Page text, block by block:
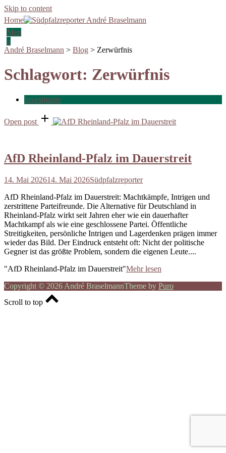
Skip to content
Home
Men
u
André Braselmann > Blog > Zerwürfnis
Schlagwort: Zerwürfnis
Investigativ
Open post
AfD Rheinland-Pfalz im Dauerstreit
14. Mai 202614. Mai 2026Südpfalzreporter
AfD Rheinland-Pfalz im Dauerstreit: Machtkämpfe, Intrigen und
zerstrittene Parteifreunde. Die Alternative für Deutschland in
Rheinland-Pfalz wirkt seit Jahren eher wie ein dauerhafter
Machtkampf als wie eine geschlossene Partei. Öffentliche
Streitigkeiten, persönliche Intrigen und Lagerdenken prägen immer
wieder das Bild. Der Eindruck entsteht oft: Nicht der politische
Gegner ist das größte Problem, sondern die eigenen Leute....
"AfD Rheinland-Pfalz im Dauerstreit"Mehr lesen
Copyright © 2026 André BraselmannTheme by Puro
Scroll to top